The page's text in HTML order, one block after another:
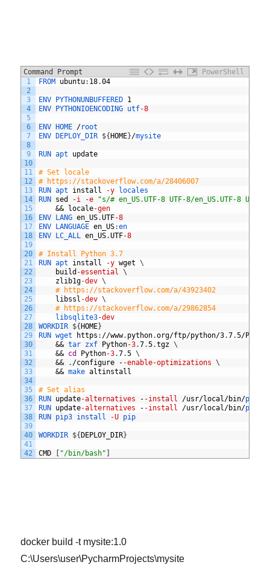
Command Prompt
PowerShell
1
2
3
4
5
6
7
8
9
10
11
12
13
14
15
16
17
18
19
20
21
22
23
24
25
26
27
28
29
30
31
32
33
34
35
36
37
38
39
40
41
42
FROM ubuntu: 18.04
ENV PYTHONUNBUFFERED 1
ENV PYTHONIOENCODING utf-8
ENV HOME /root
ENV DEPLOY_DIR ${HOME}/mysite
RUN apt update
# Set locale
# https://stackoverflow.com/a/28406007
RUN apt install -y locales
RUN sed -i -e
"s/# en_US.UTF-8 UTF-8/en_US.UTF-8 UTF-
&& locale-gen
ENV LANG en_US.UTF-8
ENV LANGUAGE en_US:en
ENV LC_ALL en_US.UTF-8
# Install Python 3.7
RUN apt install -y wget
\
build -essential
\
zlib1g-dev \
# https://stackoverflow.com/a/43923402
libssl -dev \
# https://stackoverflow.com/a/29862854
libsqlite3-dev
WORKDIR ${HOME}
RUN wget https : //www. python.org/ftp/python/3.7.5/
&& tar zxf Python-3.7.5.tgz \
&& cd Python-3.7.5 \
&&
. /configure - -enable-optimizations
\
&& make altinstall
# Set alias
RUN update-alternatives - -install /usr/local /bin/
RUN update-alternatives - -install /usr/local /bin/pip3
RUN pip3 install -U pip
WORKDIR ${DEPLOY_DIR}
CMD [ "/bin/bash" ]
docker build -t mysite:1.0
C:\Users\user\PycharmProjects\mysite